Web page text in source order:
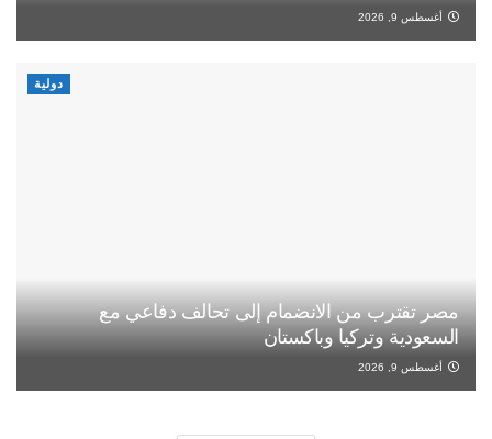
أغسطس 9, 2026
دولية
مصر تقترب من الانضمام إلى تحالف دفاعي مع
السعودية وتركيا وباكستان
أغسطس 9, 2026